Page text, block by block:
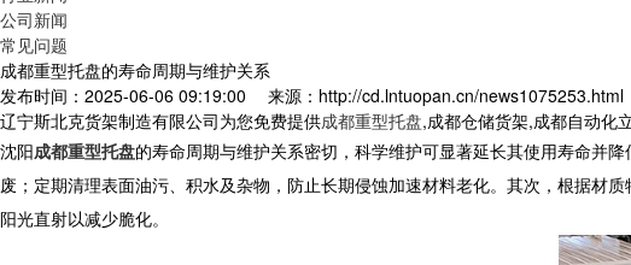
公司新闻
常见问题
成都重型托盘的寿命周期与维护关系
发布时间：2025-06-06 09:19:00
来源：http://cd.lntuopan.cn/news1075253.html
辽宁斯北克货架制造有限公司为您免费提供成都重型托盘,成都仓储货架,成都自动化
沈阳成都重型托盘的寿命周期与维护关系密切，科学维护可显著延长其使用寿命并
废；定期清理表面油污、积水及杂物，防止长期侵蚀加速材料老化。其次，根据材
阳光直射以减少脆化。